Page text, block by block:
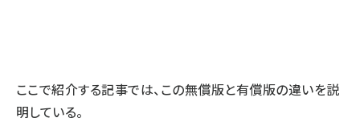
ここで紹介する記事では、この無償版と有償版の違いを説
明している。